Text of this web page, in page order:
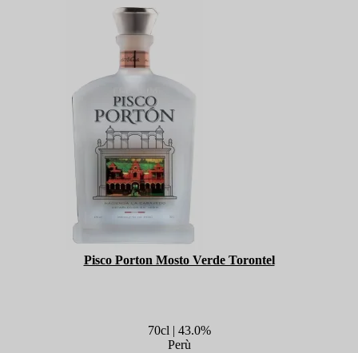
Pisco Porton Mosto Verde Torontel
70cl | 43.0%
Perù